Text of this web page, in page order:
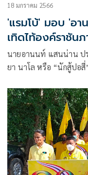
18 มกราคม 2566
'แรมโบ้' มอบ 'อา
เทิดไท้องค์ราชัน
นายอานนท์ แสนน่าน ป
ยา นาโล หรือ “นักสู้ปอ